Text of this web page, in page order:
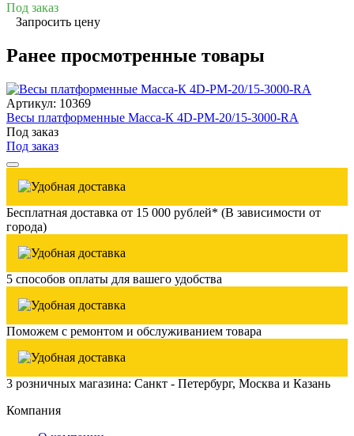
Под заказ
Запросить цену
Ранее просмотренные товары
Артикул: 10369
Весы платформенные Масса-К 4D-PM-20/15-3000-RA
Под заказ
Под заказ
Бесплатная доставка от 15 000 рублей* (В зависимости от
города)
5 способов оплаты для вашего удобства
Поможем с ремонтом и обслуживанием товара
3 розничных магазина: Санкт - Петербург, Москва и Казань
Компания